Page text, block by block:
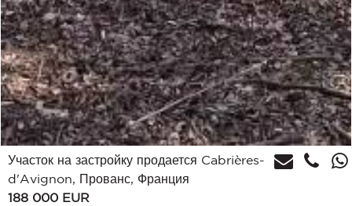
Участок на застройку продается Cabrières-
d'Avignon, Прованс, Франция
188 000 EUR